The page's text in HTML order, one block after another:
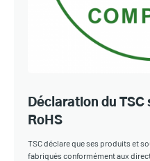
Déclaration du
RoHS
TSC déclare que ses produits et
fabriqués conformément aux